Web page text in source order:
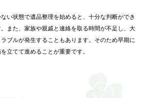
い状態で遺品整理を始めると、 十分な判断ができ
また、 家族や親戚と連絡を取る時間が不足し、 大
ブルが発生することもあります。 そのため早期に
立てて進めることが重要です。